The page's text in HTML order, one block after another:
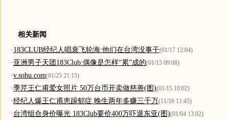
相关新闻
·183CLUB经纪人唱衰飞轮海:他们在台湾没事干(01/17 12:04)
·亚洲男子天团183Club:偶像是怎样“累”成的(01/15 09:08)
·v.sohu.com(01/25 21:15)
·季芹王仁甫爱女照片 50万台币开卖做慈善(图)(01/15 10:02)
·经纪人爆王仁甫患躁郁症 晚生两年多赚三千万(11/16 11:45)
·台湾组合身价曝光 183Club要价400万吓退东亚(图)(01/04 13:02)